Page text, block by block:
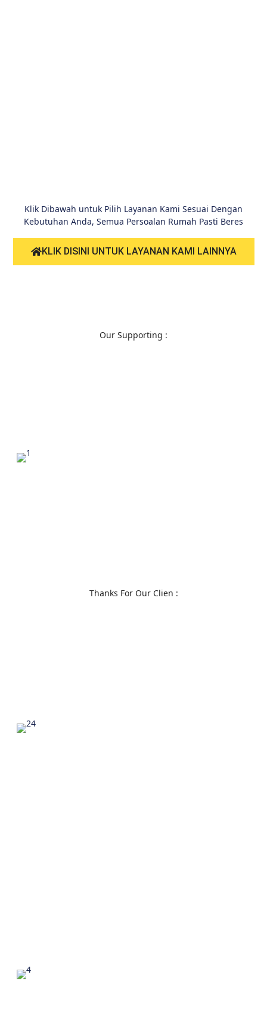
Klik Dibawah untuk Pilih Layanan Kami Sesuai Dengan
Kebutuhan Anda, Semua Persoalan Rumah Pasti Beres
KLIK DISINI UNTUK LAYANAN KAMI LAINNYA
Our Supporting :
Thanks For Our Clien :